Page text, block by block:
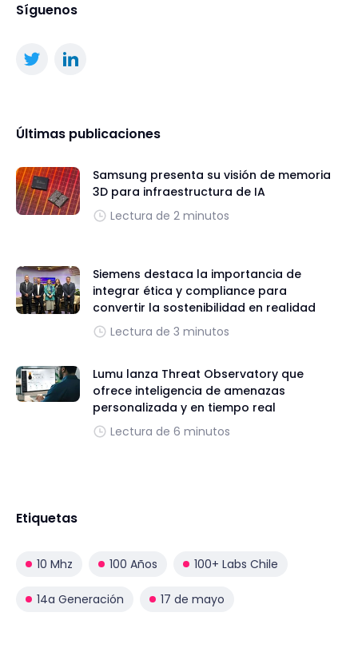
Síguenos
Últimas publicaciones
Samsung presenta su visión de memoria
3D para infraestructura de IA
Lectura de 2 minutos
Siemens destaca la importancia de
integrar ética y compliance para
convertir la sostenibilidad en realidad
Lectura de 3 minutos
Lumu lanza Threat Observatory que
ofrece inteligencia de amenazas
personalizada y en tiempo real
Lectura de 6 minutos
Etiquetas
10 Mhz 100 Años 100+ Labs Chile
14a Generación 17 de mayo